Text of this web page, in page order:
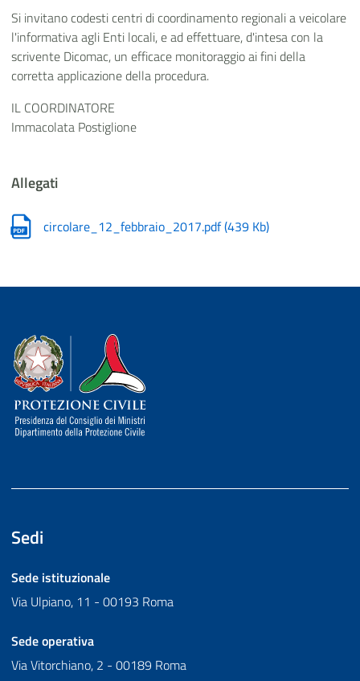
Si invitano codesti centri di coordinamento regionali a veicolare
l'informativa agli Enti locali, e ad effettuare, d'intesa con la
scrivente Dicomac, un efficace monitoraggio ai fini della
corretta applicazione della procedura.
IL COORDINATORE
Immacolata Postiglione
Allegati
circolare_12_febbraio_2017.pdf(439 Kb)
Dipartimento della Protezione Civile
Sedi
Sede istituzionale
Via Ulpiano, 11 - 00193 Roma
Sede operativa
Via Vitorchiano, 2 - 00189 Roma